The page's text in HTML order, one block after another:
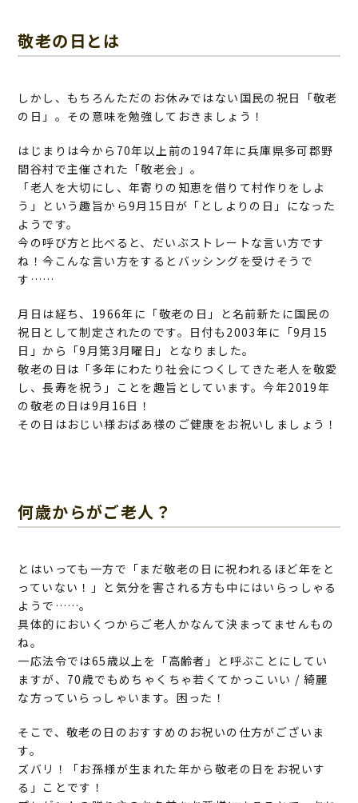
敬老の日とは
しかし、もちろんただのお休みではない国民の祝日「敬老
の日」。その意味を勉強しておきましょう！
はじまりは今から70年以上前の1947年に兵庫県多可郡野
間谷村で主催された「敬老会」。
「老人を大切にし、年寄りの知恵を借りて村作りをしよ
う」という趣旨から9月15日が「としよりの日」になった
ようです。
今の呼び方と比べると、だいぶストレートな言い方です
ね！今こんな言い方をするとバッシングを受けそうで
す……
月日は経ち、1966年に「敬老の日」と名前新たに国民の
祝日として制定されたのです。日付も2003年に「9月15
日」から「9月第3月曜日」となりました。
敬老の日は「多年にわたり社会につくしてきた老人を敬愛
し、長寿を祝う」ことを趣旨としています。今年2019年
の敬老の日は9月16日！
その日はおじい様おばあ様のご健康をお祝いしましょう！
何歳からがご老人？
とはいっても一方で「まだ敬老の日に祝われるほど年をと
っていない！」と気分を害される方も中にはいらっしゃる
ようで……。
具体的においくつからご老人かなんて決まってませんもの
ね。
一応法令では65歳以上を「高齢者」と呼ぶことにしてい
ますが、70歳でもめちゃくちゃ若くてかっこいい / 綺麗
な方っていらっしゃいます。困った！
そこで、敬老の日のおすすめのお祝いの仕方がございま
す。
ズバリ！「お孫様が生まれた年から敬老の日をお祝いす
る」ことです！